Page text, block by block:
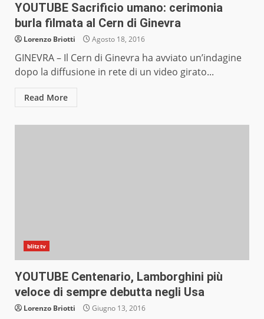
YOUTUBE Sacrificio umano: cerimonia
burla filmata al Cern di Ginevra
Lorenzo Briotti Agosto 18, 2016
GINEVRA – Il Cern di Ginevra ha avviato un’indagine
dopo la diffusione in rete di un video girato...
Read More
blitztv
YOUTUBE Centenario, Lamborghini più
veloce di sempre debutta negli Usa
Lorenzo Briotti Giugno 13, 2016